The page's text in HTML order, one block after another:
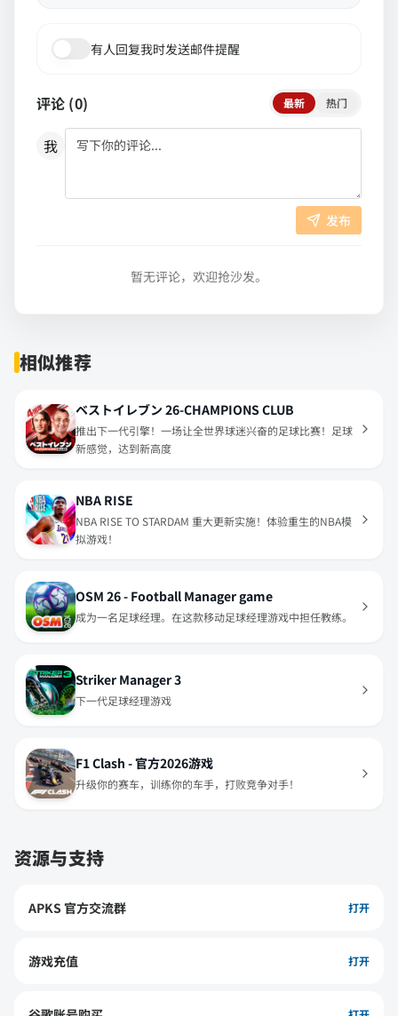
有人回复我时发送邮件提醒
评论 (0) 最新 热门
我
发布
暂无评论，欢迎抢沙发。
相似推荐
ベストイレブン 26-CHAMPIONS CLUB
推出下一代引擎！一场让全世界球迷兴奋的足球比赛！足球
新感觉，达到新高度
NBA RISE
NBA RISE TO STARDAM 重大更新实施！体验重生的NBA模
拟游戏！
OSM 26 - Football Manager game
成为一名足球经理。在这款移动足球经理游戏中担任教练。
Striker Manager 3
下一代足球经理游戏
F1 Clash - 官方2026游戏
升级你的赛车，训练你的车手，打败竞争对手！
资源与支持
APKS 官方交流群 打开
游戏充值 打开